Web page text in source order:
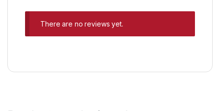
There are no reviews yet.